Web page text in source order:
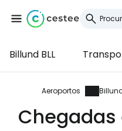
Billund BLL
Aeroportos
Iniciar
Cestee
... a comunidade